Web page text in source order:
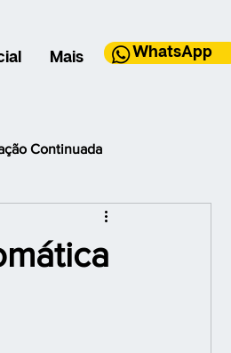
Mais WhatsApp
Continuada
Notícias